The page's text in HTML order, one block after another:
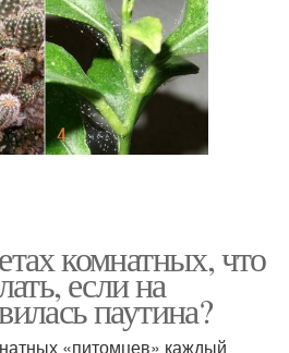
комнатных, что
если на
паутина?
«питомцев» каждый